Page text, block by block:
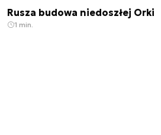
Rusza budowa niedoszłej Orki
1 min.